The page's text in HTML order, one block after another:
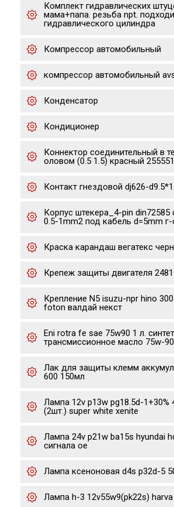
Комплект гидравлических
мама+папа. резьба npt.
гидравлического цилиндра
Компрессор автомобильный
компрессор автомобильный
Конденсатор
Кондиционер
Коннектор соединительный в
оловом (0.5 1.5) красный
Контакт гнездовой dj626-
Корпус штекера_4-pin
0.5-1mm2 под кабель d=5mm
Краска карандаш вегатекс
Крепеж защиты двигателя
Крепление N5 isuzu-npr hino
foton валдай некст
Eni rotra fe sae 75w90 1 л.
трансмиссионное масло 75w-90
Лак для защиты клемм
600 150мл
Лампа 12v p13w pg18.5d-1+30%
(2шт.) super white xenite
Лампа 24v p21w ba15s hyundai
сигнала oe
Лампа ксеноновая d4s p32d-5
Лампа h-3 12v55w9(pk22s)